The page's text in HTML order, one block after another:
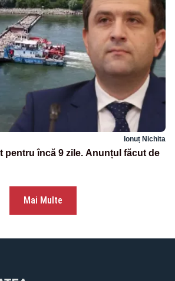
Ionuț Nichita
pentru încă 9 zile. Anunțul făcut de
Mai Multe